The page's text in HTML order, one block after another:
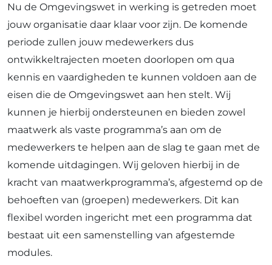
Nu de Omgevingswet in werking is getreden moet
jouw organisatie daar klaar voor zijn. De komende
periode zullen jouw medewerkers dus
ontwikkeltrajecten moeten doorlopen om qua
kennis en vaardigheden te kunnen voldoen aan de
eisen die de Omgevingswet aan hen stelt. Wij
kunnen je hierbij ondersteunen en bieden zowel
maatwerk als vaste programma’s aan om de
medewerkers te helpen aan de slag te gaan met de
komende uitdagingen. Wij geloven hierbij in de
kracht van maatwerkprogramma’s, afgestemd op de
behoeften van (groepen) medewerkers. Dit kan
flexibel worden ingericht met een programma dat
bestaat uit een samenstelling van afgestemde
modules.